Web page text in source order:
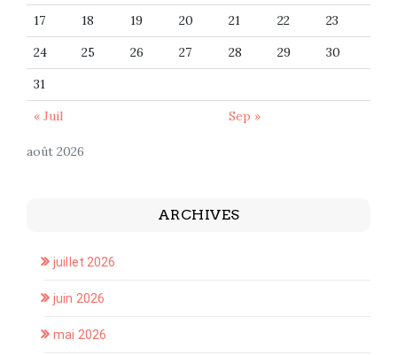
août 2026
17
18 19 20 21 22
23
24
25 26 27 28 29
30
31
« Juil
Sep »
ARCHIVES
juillet 2026
juin 2026
mai 2026